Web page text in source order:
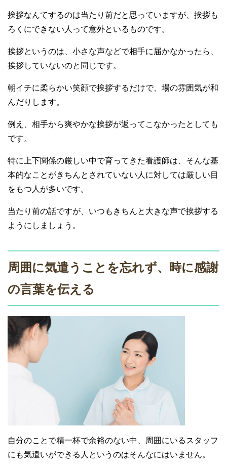
挨拶なんてするのは当たり前だと思っていますが、挨拶も
ろくにできない人って意外といるものです。
挨拶というのは、小さな声などで相手に届かなかったら、
挨拶していないのと同じです。
朝イチに柔らかい笑顔で挨拶するだけで、場の雰囲気が和
んだりします。
例え、相手から爽やかな挨拶が返ってこなかったとしても
です。
特に上下関係の厳しい中で育ってきた看護師は、そんな基
本的なことがきちんとされていない人に対しては厳しい目
をもつ人が多いです。
当たり前の話ですが、いつもきちんと大きな声で挨拶する
ようにしましょう。
周囲に気遣うことを忘れず、時に感謝
の言葉を伝える
自分のことで精一杯で余裕のない中、周囲にいるスタッフ
にも気遣いができる人というのはそんなにはいません。